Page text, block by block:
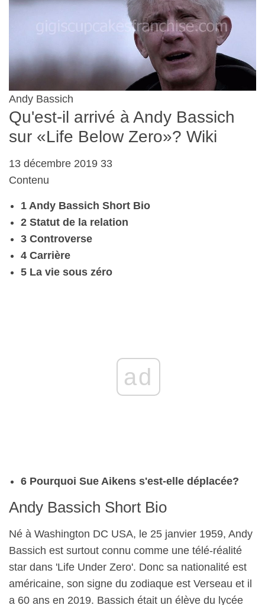
Andy Bassich
Qu'est-il arrivé à Andy Bassich
sur «Life Below Zero»? Wiki
13 décembre 2019 33
Contenu
1 Andy Bassich Short Bio
2 Statut de la relation
3 Controverse
4 Carrière
5 La vie sous zéro
ad
6 Pourquoi Sue Aikens s'est-elle déplacée?
Andy Bassich Short Bio
Né à Washington DC USA, le 25 janvier 1959, Andy
Bassich est surtout connu comme une télé-réalité
star dans 'Life Under Zero'. Donc sa nationalité est
américaine, son signe du zodiaque est Verseau et il
a 60 ans en 2019. Bassich était un élève du lycée